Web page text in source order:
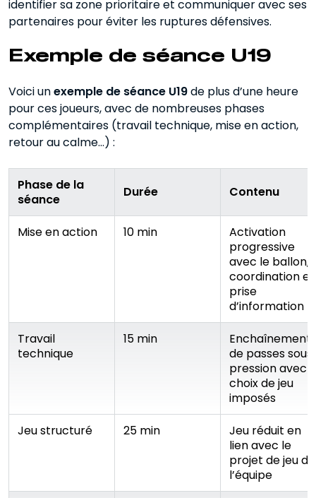
identifier sa zone prioritaire et communiquer avec ses
partenaires pour éviter les ruptures défensives.
Exemple de séance U19
Voici unexemple de séance U19de plus d’une heure
pour ces joueurs, avec de nombreuses phases
complémentaires (travail technique, mise en action,
retour au calme…) :
Phase de la
séance
Durée Contenu
Mise en action 10 min
Activation
progressive
avec le ballon,
coordination et
prise
d’information
Travail
technique
15 min
Enchaînements
de passes sous
pression avec
choix de jeu
imposés
Jeu structuré
25 min
Jeu réduit en
lien avec le
projet de jeu de
l’équipe